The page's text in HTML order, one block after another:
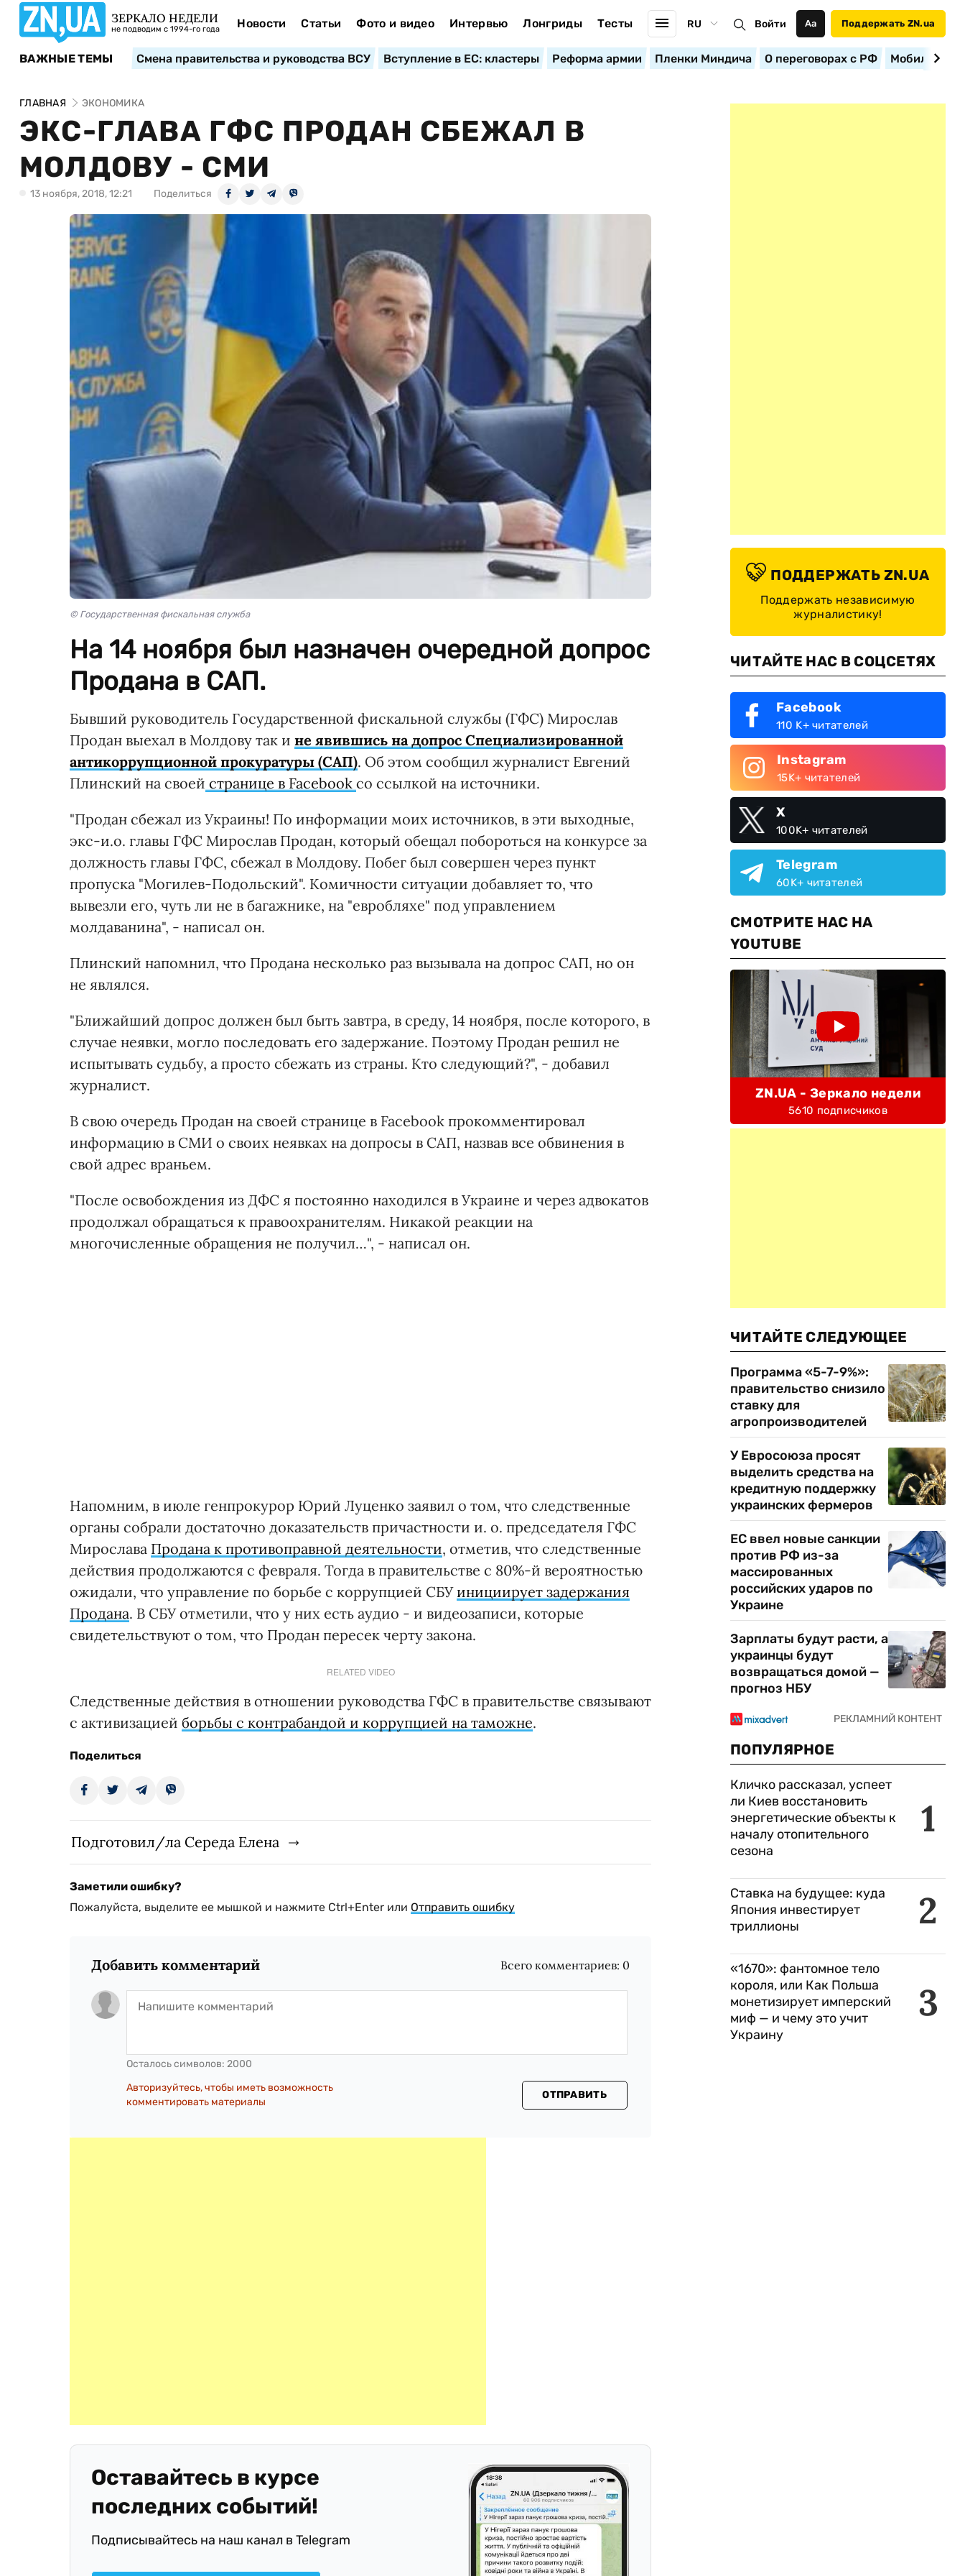
ЗЕРКАЛО НЕДЕЛИ
не подводим с 1994-го года Новости Статьи Фото и видео Интервью Лонгриды Тесты RU Войти Аа Поддержать ZN.ua
ВАЖНЫЕ ТЕМЫ Смена правительства и руководства ВСУ Вступление в ЕС: кластеры Реформа армии Пленки Миндича О переговорах с РФ
ГЛАВНАЯ ЭКОНОМИКА
ЭКС-ГЛАВА ГФС ПРОДАН СБЕЖАЛ В
МОЛДОВУ - СМИ
13 ноября, 2018, 12:21 Поделиться
© Государственная фискальная служба
На 14 ноября был назначен очередной допрос
Продана в САП.
Бывший руководитель Государственной фискальной службы (ГФС) Мирослав
Продан выехал в Молдову так и не явившись на допрос Специализированной
антикоррупционной прокуратуры (САП). Об этом сообщил журналист Евгений
Плинский на своей странице в Facebook со ссылкой на источники.
"Продан сбежал из Украины! По информации моих источников, в эти выходные,
экс-и.о. главы ГФС Мирослав Продан, который обещал побороться на конкурсе за
должность главы ГФС, сбежал в Молдову. Побег был совершен через пункт
пропуска "Могилев-Подольский". Комичности ситуации добавляет то, что
вывезли его, чуть ли не в багажнике, на "евробляхе" под управлением
молдаванина", - написал он.
Плинский напомнил, что Продана несколько раз вызывала на допрос САП, но он
не являлся.
"Ближайший допрос должен был быть завтра, в среду, 14 ноября, после которого, в
случае неявки, могло последовать его задержание. Поэтому Продан решил не
испытывать судьбу, а просто сбежать из страны. Кто следующий?", - добавил
журналист.
В свою очередь Продан на своей странице в Facebook прокомментировал
информацию в СМИ о своих неявках на допросы в САП, назвав все обвинения в
свой адрес враньем.
"После освобождения из ДФС я постоянно находился в Украине и через адвокатов
продолжал обращаться к правоохранителям. Никакой реакции на
многочисленные обращения не получил…", - написал он.
Напомним, в июле генпрокурор Юрий Луценко заявил о том, что следственные
органы собрали достаточно доказательств причастности и. о. председателя ГФС
Мирослава Продана к противоправной деятельности, отметив, что следственные
действия продолжаются с февраля. Тогда в правительстве с 80%-й вероятностью
ожидали, что управление по борьбе с коррупцией СБУ инициирует задержания
Продана. В СБУ отметили, что у них есть аудио - и видеозаписи, которые
свидетельствуют о том, что Продан пересек черту закона.
RELATED VIDEO
Следственные действия в отношении руководства ГФС в правительстве связывают
с активизацией борьбы с контрабандой и коррупцией на таможне.
Поделиться
Подготовил/ла Середа Елена
Заметили ошибку?
Пожалуйста, выделите ее мышкой и нажмите Ctrl+Enter или Отправить ошибку
Добавить комментарий Всего комментариев: 0
Осталось символов: 2000
Авторизуйтесь, чтобы иметь возможность
комментировать материалы
ОТПРАВИТЬ
Оставайтесь в курсе
последних событий!
Подписывайтесь на наш канал в Telegram
ПОДДЕРЖАТЬ ZN.UA
Поддержать независимую
журналистику!
ЧИТАЙТЕ НАС В СОЦСЕТЯХ
Facebook
110 K+ читателей
Instagram
15K+ читателей
X
100K+ читателей
Telegram
60K+ читателей
СМОТРИТЕ НАС НА
YOUTUBE
ZN.UA - Зеркало недели
5610 подписчиков
ЧИТАЙТЕ СЛЕДУЮЩЕЕ
Программа «5-7-9%»:
правительство снизило
ставку для
агропроизводителей
У Евросоюза просят
выделить средства на
кредитную поддержку
украинских фермеров
ЕС ввел новые санкции
против РФ из-за
массированных
российских ударов по
Украине
Зарплаты будут расти, а
украинцы будут
возвращаться домой —
прогноз НБУ
ПОПУЛЯРНОЕ
1
Кличко рассказал, успеет
ли Киев восстановить
энергетические объекты к
началу отопительного
сезона
2
Ставка на будущее: куда
Япония инвестирует
триллионы
3
«1670»: фантомное тело
короля, или Как Польша
монетизирует имперский
миф — и чему это учит
Украину